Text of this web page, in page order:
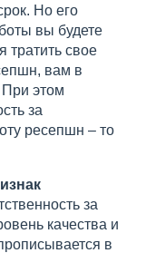
Но его
вы будете
тратить свое
вам в
этом
за
ресепшн – то
за
качества и
в